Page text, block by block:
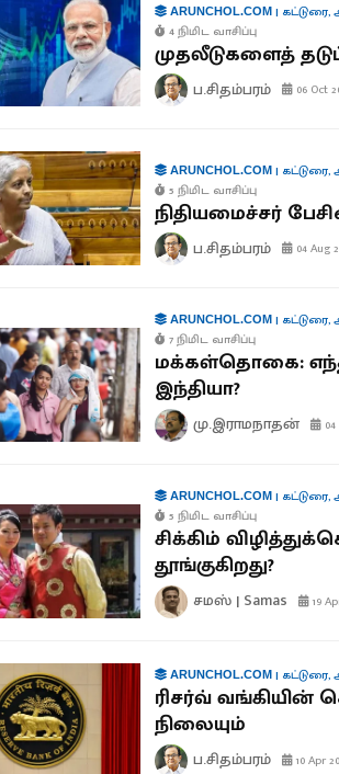
ARUNCHOL.COM| கட்டுரை,
4 நிமிட வாசிப்பு
முதலீடுகளைத்
ப.சிதம்பரம் 06 Oct
ARUNCHOL.COM| கட்டுரை,
5 நிமிட வாசிப்பு
நிதியமைச்சர்
ப.சிதம்பரம் 04 Aug
ARUNCHOL.COM| கட்டுரை,
7 நிமிட வாசிப்பு
மக்கள்தொகை: எந்த
இந்தியா?
மு.இராமநாதன் 04
ARUNCHOL.COM| கட்டுரை,
5 நிமிட வாசிப்பு
சிக்கிம்
தூங்குகிறது?
சமஸ் | Samas 19
ARUNCHOL.COM| கட்டுரை,
ரிசர்வ் வங்கியின்
நிலையும்
ப.சிதம்பரம் 10 Apr